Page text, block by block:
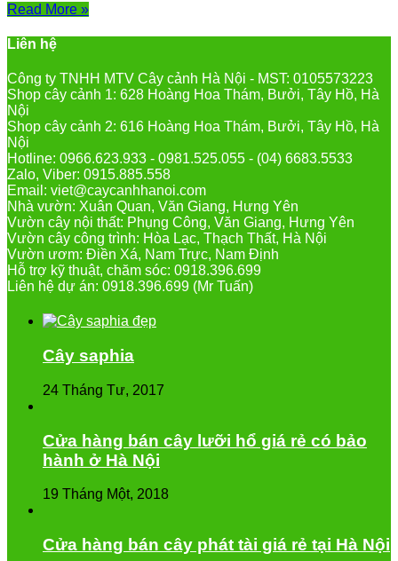
Read More »
Liên hệ
Công ty TNHH MTV Cây cảnh Hà Nội - MST: 0105573223
Shop cây cảnh 1: 628 Hoàng Hoa Thám, Bưởi, Tây Hồ, Hà
Nội
Shop cây cảnh 2: 616 Hoàng Hoa Thám, Bưởi, Tây Hồ, Hà
Nội
Hotline: 0966.623.933 - 0981.525.055 - (04) 6683.5533
Zalo, Viber: 0915.885.558
Email: viet@caycanhhanoi.com
Nhà vườn: Xuân Quan, Văn Giang, Hưng Yên
Vườn cây nội thất: Phụng Công, Văn Giang, Hưng Yên
Vườn cây công trình: Hòa Lạc, Thạch Thất, Hà Nội
Vườn ươm: Điền Xá, Nam Trực, Nam Định
Hỗ trợ kỹ thuật, chăm sóc: 0918.396.699
Liên hệ dự án: 0918.396.699 (Mr Tuấn)
Cây saphia
24 Tháng Tư, 2017
Cửa hàng bán cây lưỡi hổ giá rẻ có bảo
hành ở Hà Nội
19 Tháng Một, 2018
Cửa hàng bán cây phát tài giá rẻ tại Hà Nội